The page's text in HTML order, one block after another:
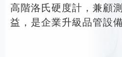
高階洛氏硬度計，兼顧
益，是企業升級品管設